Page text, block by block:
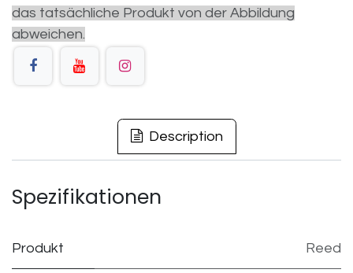
das tatsächliche Produkt von der Abbildung
abweichen.
Description
Spezifikationen
Produkt Reed